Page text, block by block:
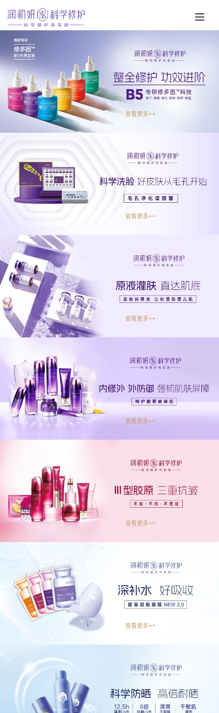
查看更多++
查看更多++
查看更多++
查看更多++
查看更多++
查看更多++